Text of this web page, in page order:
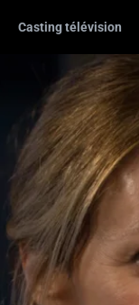
Casting télévision